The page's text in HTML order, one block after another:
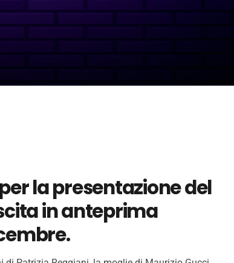
la presentazione del
in anteprima